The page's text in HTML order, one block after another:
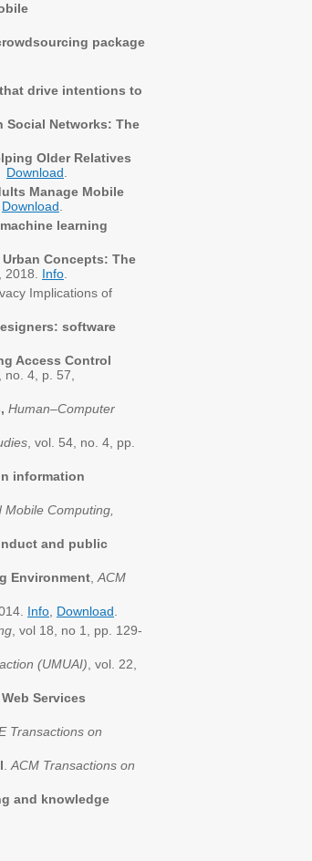
package
drive intentions to
Networks: The
Older Relatives
Download
Manage Mobile
Download
learning
Concepts: The
, 2018. Info
Implications of
software
Access Control
4, p. 57,
Human–Computer
, vol. 54, no. 4, pp.
information
Computing,
and public
Environment ACM
Info Download
, vol 18, no 1, pp. 129-
(UMUAI) , vol. 22,
Services
Transactions on
ACM Transactions on
and knowledge